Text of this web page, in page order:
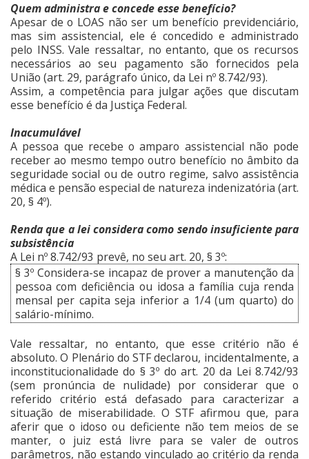
Quem administra e concede esse benefício?
Apesar de o LOAS não ser um benefício previdenciário,
mas sim assistencial, ele é concedido e administrado
pelo INSS. Vale ressaltar, no entanto, que os recursos
necessários ao seu pagamento são fornecidos pela
União (art. 29, parágrafo único, da Lei nº 8.742/93).
Assim, a competência para julgar ações que discutam
esse benefício é da Justiça Federal.
Inacumulável
A pessoa que recebe o amparo assistencial não pode
receber ao mesmo tempo outro benefício no âmbito da
seguridade social ou de outro regime, salvo assistência
médica e pensão especial de natureza indenizatória (art.
20, § 4º).
Renda que a lei considera como sendo insuficiente para
subsistência
A Lei nº 8.742/93 prevê, no seu art. 20, § 3º:
§ 3º Considera-se incapaz de prover a manutenção da
pessoa com deficiência ou idosa a família cuja renda
mensal per capita seja inferior a 1/4 (um quarto) do
salário-mínimo.
Vale ressaltar, no entanto, que esse critério não é
absoluto. O Plenário do STF declarou, incidentalmente, a
inconstitucionalidade do § 3º do art. 20 da Lei 8.742/93
(sem pronúncia de nulidade) por considerar que o
referido critério está defasado para caracterizar a
situação de miserabilidade. O STF afirmou que, para
aferir que o idoso ou deficiente não tem meios de se
manter, o juiz está livre para se valer de outros
parâmetros, não estando vinculado ao critério da renda